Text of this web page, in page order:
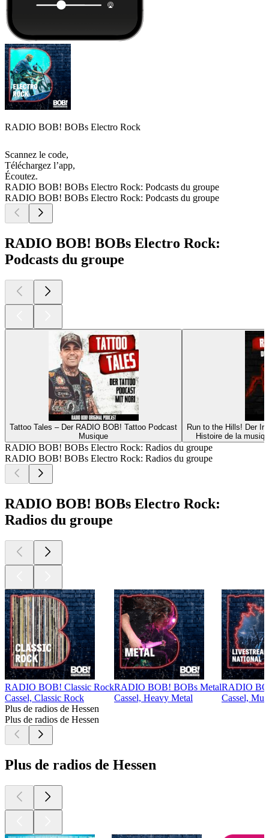
RADIO BOB! BOBs Electro Rock
Scannez le code,
Téléchargez l’app,
Écoutez.
RADIO BOB! BOBs Electro Rock: Podcasts du groupe
RADIO BOB! BOBs Electro Rock: Podcasts du groupe
RADIO BOB! BOBs Electro Rock:
Podcasts du groupe
Tattoo Tales – Der RADIO BOB! Tattoo Podcast
Musique
Run to the Hills! Der
Histoire de la
RADIO BOB! BOBs Electro Rock: Radios du groupe
RADIO BOB! BOBs Electro Rock: Radios du groupe
RADIO BOB! BOBs Electro Rock:
Radios du groupe
RADIO BOB! Classic Rock
Cassel, Classic Rock
RADIO BOB! BOBs Metal
Cassel, Heavy Metal
RADIO
Cassel,
Plus de radios de Hessen
Plus de radios de Hessen
Plus de radios de Hessen